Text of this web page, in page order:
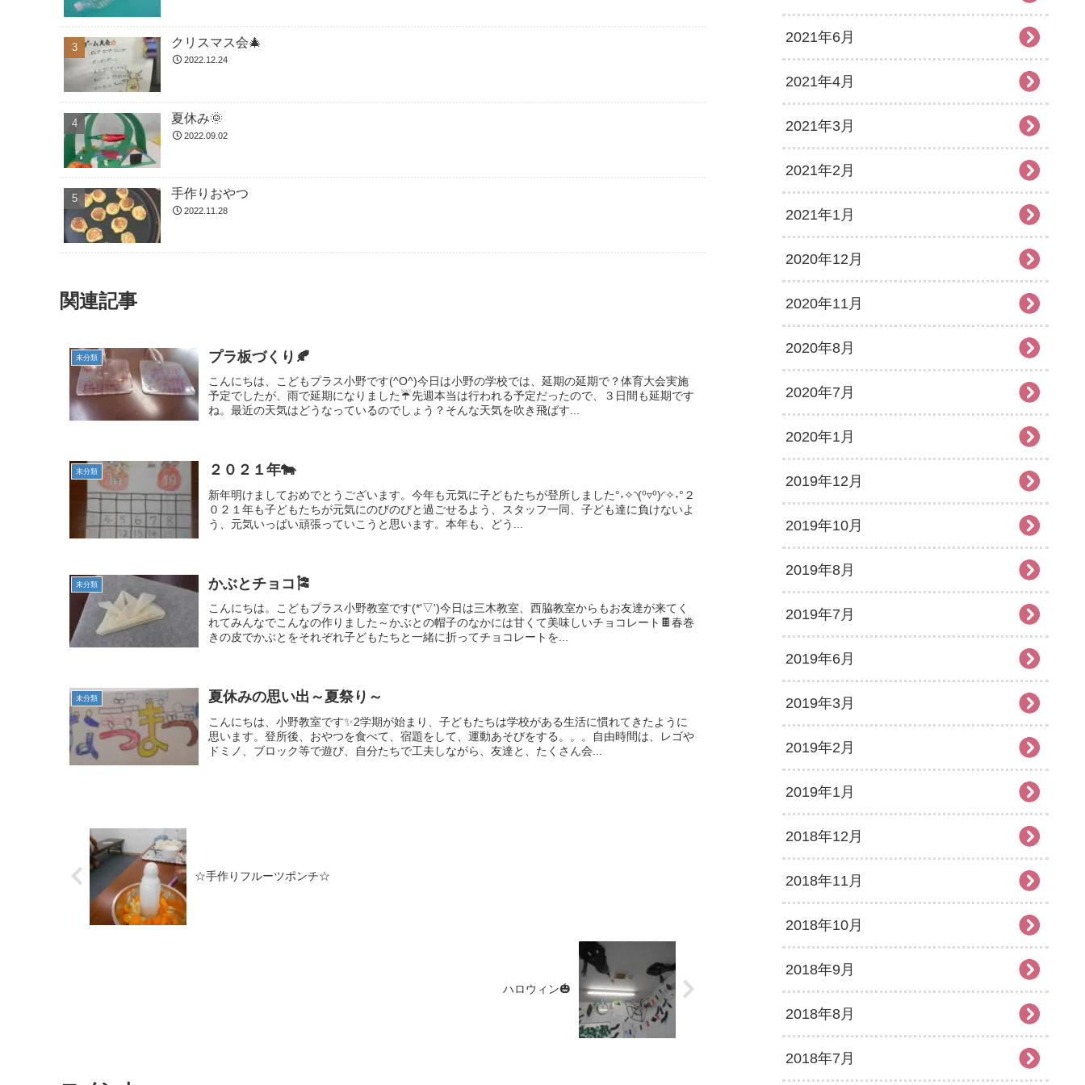
クリスマス会🎄
2022.12.24
夏休み🌞
2022.09.02
手作りおやつ
2022.11.28
関連記事
未分類 プラ板づくり🍂
こんにちは、こどもプラス小野です(^O^)今日は小野の学校では、延期の延期で？体育大会実施
予定でしたが、雨で延期になりました☔先週本当は行われる予定だったので、３日間も延期です
ね。最近の天気はどうなっているのでしょう？そんな天気を吹き飛ばす...
未分類 ２０２１年🐄
新年明けましておめでとうございます。今年も元気に子どもたちが登所しました°˖✧◝(⁰▿⁰)◜✧˖°２
０２１年も子どもたちが元気にのびのびと過ごせるよう、スタッフ一同、子ども達に負けないよ
う、元気いっぱい頑張っていこうと思います。本年も、どう...
未分類 かぶとチョコ🎏
こんにちは。こどもプラス小野教室です(*'▽')今日は三木教室、西脇教室からもお友達が来てく
れてみんなでこんなの作りました～かぶとの帽子のなかには甘くて美味しいチョコレート🍫春巻
きの皮でかぶとをそれぞれ子どもたちと一緒に折ってチョコレートを...
未分類 夏休みの思い出～夏祭り～
こんにちは、小野教室です✨2学期が始まり、子どもたちは学校がある生活に慣れてきたように
思います。登所後、おやつを食べて、宿題をして、運動あそびをする。。。自由時間は、レゴや
ドミノ、ブロック等で遊び、自分たちで工夫しながら、友達と、たくさん会...
☆手作りフルーツポンチ☆
ハロウィン🎃
2021年6月
2021年4月
2021年3月
2021年2月
2021年1月
2020年12月
2020年11月
2020年8月
2020年7月
2020年1月
2019年12月
2019年10月
2019年8月
2019年7月
2019年6月
2019年3月
2019年2月
2019年1月
2018年12月
2018年11月
2018年10月
2018年9月
2018年8月
2018年7月